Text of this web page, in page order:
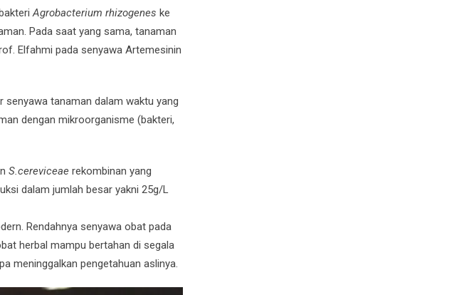
Agrobacterium rhizogenes ke
Pada saat yang sama, tanaman
Elfahmi pada senyawa Artemesinin
tanaman dalam waktu yang
dengan mikroorganisme (bakteri,
S.cereviceae rekombinan yang
dalam jumlah besar yakni 25g/L
Rendahnya senyawa obat pada
herbal mampu bertahan di segala
meninggalkan pengetahuan aslinya.